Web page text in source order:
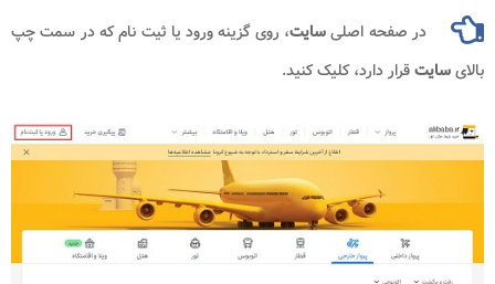
در صفحه اصلیسایت، روی گزینه ورود یا ثیت نام که در سمت چپ
قرار دارد، کلیک کنید.